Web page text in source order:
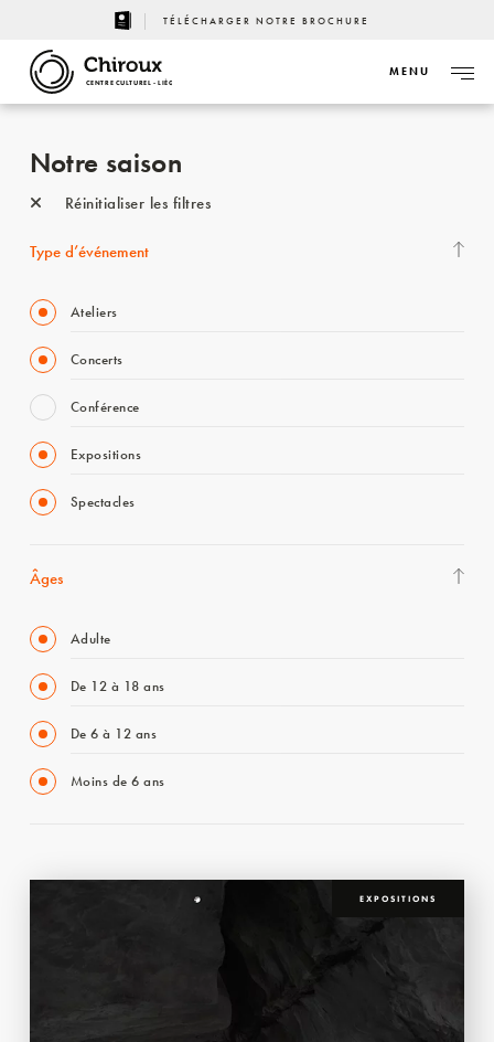
TÉLÉCHARGER NOTRE BROCHURE
CENTRE CULTUREL - LIÈGE
MENU
Notre saison
Réinitialiser les filtres
Type d’événement
Ateliers
Concerts
Conférence
Expositions
Spectacles
Âges
Adulte
De 12 à 18 ans
De 6 à 12 ans
Moins de 6 ans
EXPOSITIONS